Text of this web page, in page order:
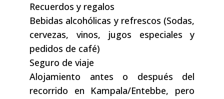
Recuerdos y regalos
Bebidas alcohólicas y refrescos (Sodas,
cervezas, vinos, jugos especiales y
pedidos de café)
Seguro de viaje
Alojamiento antes o después del
recorrido en Kampala/Entebbe, pero